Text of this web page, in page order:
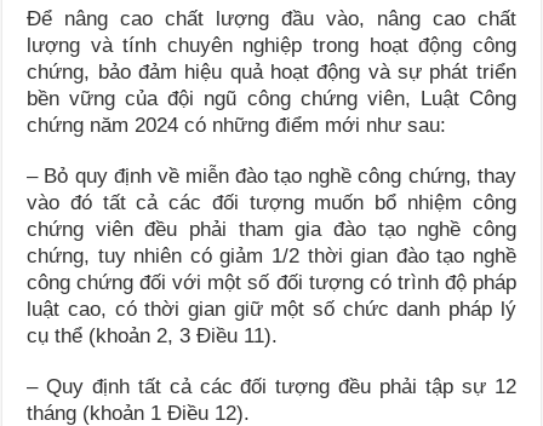
Để nâng cao chất lượng đầu vào, nâng cao chất
lượng và tính chuyên nghiệp trong hoạt động công
chứng, bảo đảm hiệu quả hoạt động và sự phát triển
bền vững của đội ngũ công chứng viên, Luật Công
chứng năm 2024 có những điểm mới như sau:
– Bỏ quy định về miễn đào tạo nghề công chứng, thay
vào đó tất cả các đối tượng muốn bổ nhiệm công
chứng viên đều phải tham gia đào tạo nghề công
chứng, tuy nhiên có giảm 1/2 thời gian đào tạo nghề
công chứng đối với một số đối tượng có trình độ pháp
luật cao, có thời gian giữ một số chức danh pháp lý
cụ thể (khoản 2, 3 Điều 11).
– Quy định tất cả các đối tượng đều phải tập sự 12
tháng (khoản 1 Điều 12).